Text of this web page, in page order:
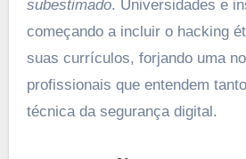
subestimado. Universidades e
começando a incluir o hacking
suas currículos, forjando uma
profissionais que entendem
técnica da segurança digital.